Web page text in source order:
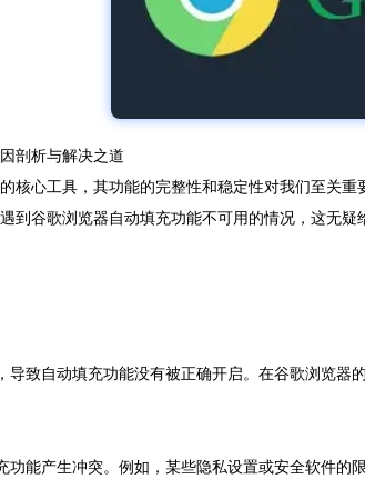
剖析与解决之道
核心工具，其功能的完整性和稳定性对我们至关
到谷歌浏览器自动填充功能不可用的情况，这无
致自动填充功能没有被正确开启。在谷歌浏览
能产生冲突。例如，某些隐私设置或安全软件